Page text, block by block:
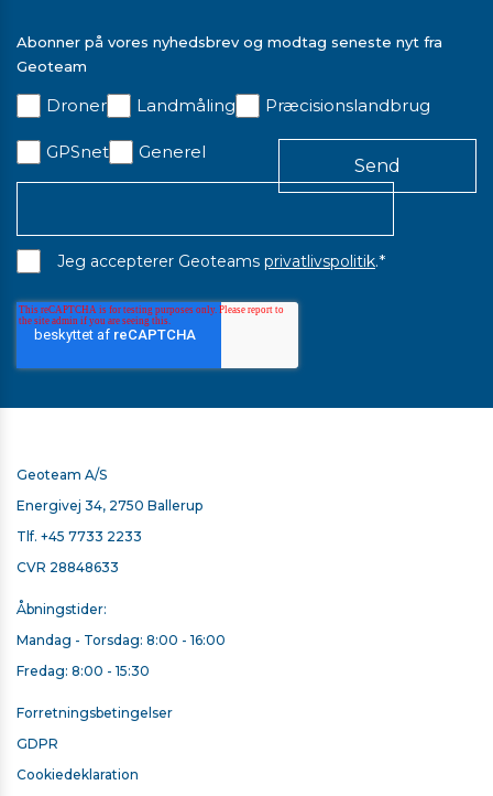
Abonner på vores nyhedsbrev og modtag seneste nyt fra
Geoteam
Droner Landmåling Præcisionslandbrug
GPSnet Generel
Jeg accepterer Geoteams privatlivspolitik.*
Geoteam A/S
Energivej 34, 2750 Ballerup
Tlf. +45 7733 2233
CVR 28848633
Åbningstider:
Mandag - Torsdag: 8:00 - 16:00
Fredag: 8:00 - 15:30
Forretningsbetingelser
GDPR
Cookiedeklaration